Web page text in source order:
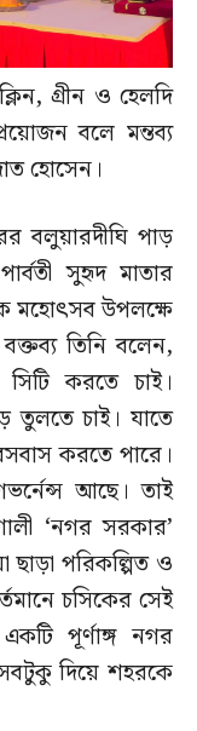
গ্রীন ও হেলদি
বলে মন্তব্য
হোসেন।
বলুয়ারদীঘি পাড়
সুহৃদ মাতার
মহোৎসব উপলক্ষে
তিনি বলেন,
করতে চাই।
তুলতে চাই। যাতে
করতে পারে।
আছে। তাই
‘নগর সরকার’
পরিকল্পিত ও
চসিকের সেই
পূর্ণাঙ্গ নগর
দিয়ে শহরকে